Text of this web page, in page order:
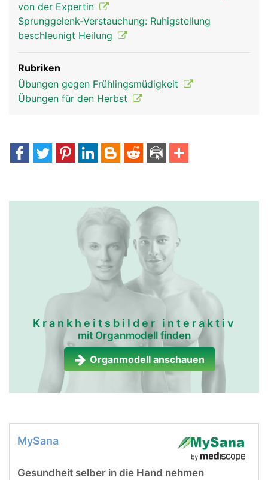
von der Expertin
Sprunggelenk-Verstauchung: Ruhigstellung
beschleunigt Heilung
Rubriken
Übungen gegen Frühlingsmüdigkeit
Übungen für den Herbst
Krankheitsbilder interaktiv
mit Organmodell finden
Organmodell anschauen
MySana
Gesundheit selber in die Hand nehmen